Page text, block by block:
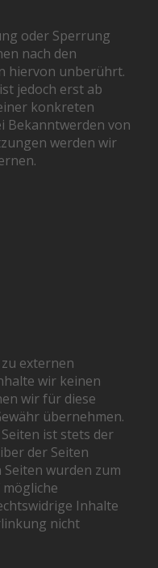
oder Sperrung
nach den
hiervon unberührt.
jedoch erst ab
konkreten
Bekanntwerden von
werden wir
externen
wir keinen
wir für diese
übernehmen.
ist stets der
der Seiten
wurden zum
Inhalte
nicht